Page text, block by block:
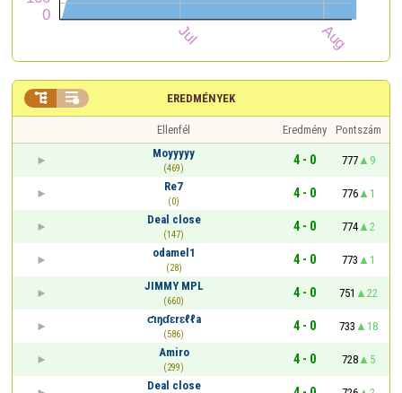
EREDMÉNYEK
 
Ellenfél Eredmény
Pontszám
Moyyyyy
(469)
4 - 0 777
9
Re7
(0)
4 - 0 776
1
Deal close
(147)
4 - 0 774
2
odamel1
(28)
4 - 0 773
1
JIMMY MPL
(660)
4 - 0 751
22
ƈıŋɗɛrɛℓℓa
(586)
4 - 0 733
18
Amiro
(299)
4 - 0 728
5
Deal close